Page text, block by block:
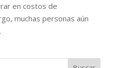
en costos de
muchas personas aún